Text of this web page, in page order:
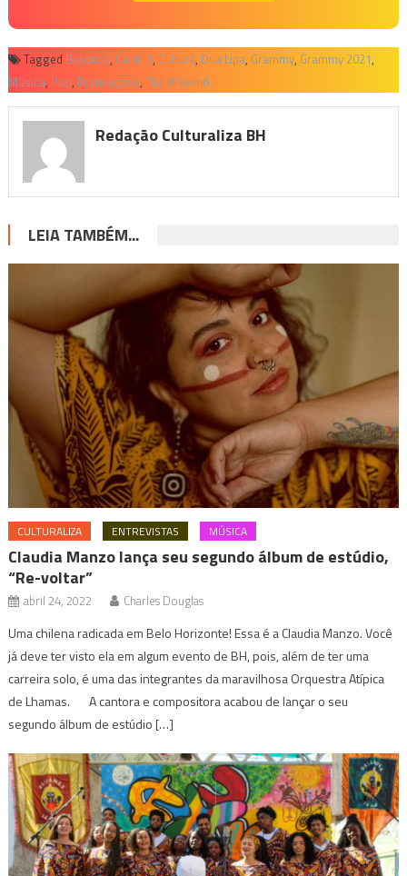
Tagged Beyoncé, Cardi B, Cultura, Dua Lipa, Grammy, Grammy 2021,
Música, Pop, Premiações, The Weeknd
Redação Culturaliza BH
LEIA TAMBÉM...
CULTURALIZA ENTREVISTAS MÚSICA
Claudia Manzo lança seu segundo álbum de estúdio,
“Re-voltar”
abril 24, 2022 Charles Douglas
Uma chilena radicada em Belo Horizonte! Essa é a Claudia Manzo. Você
já deve ter visto ela em algum evento de BH, pois, além de ter uma
carreira solo, é uma das integrantes da maravilhosa Orquestra Atípica
de Lhamas. A cantora e compositora acabou de lançar o seu
segundo álbum de estúdio […]